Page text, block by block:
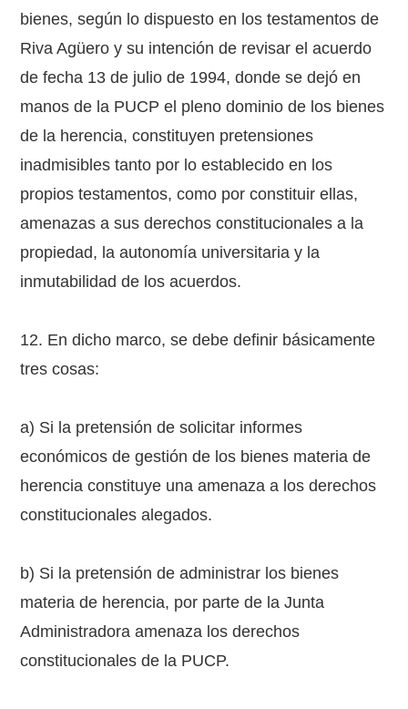
bienes, según lo dispuesto en los testamentos de
Riva Agüero y su intención de revisar el acuerdo
de fecha 13 de julio de 1994, donde se dejó en
manos de la PUCP el pleno dominio de los bienes
de la herencia, constituyen pretensiones
inadmisibles tanto por lo establecido en los
propios testamentos, como por constituir ellas,
amenazas a sus derechos constitucionales a la
propiedad, la autonomía universitaria y la
inmutabilidad de los acuerdos.
12. En dicho marco, se debe definir básicamente
tres cosas:
a) Si la pretensión de solicitar informes
económicos de gestión de los bienes materia de
herencia constituye una amenaza a los derechos
constitucionales alegados.
b) Si la pretensión de administrar los bienes
materia de herencia, por parte de la Junta
Administradora amenaza los derechos
constitucionales de la PUCP.